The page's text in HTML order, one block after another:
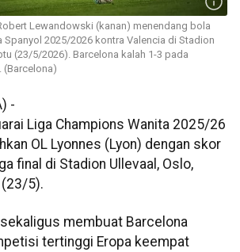
Lewandowski (kanan) menendang bola
Spanyol 2025/2026 kontra Valencia di Stadion
(23/5/2026). Barcelona kalah 1-3 pada
(Barcelona)
-
Liga Champions Wanita 2025/26
OL Lyonnes (Lyon) dengan skor
final di Stadion Ullevaal, Oslo,
(23/5).
membuat Barcelona
tertinggi Eropa keempat